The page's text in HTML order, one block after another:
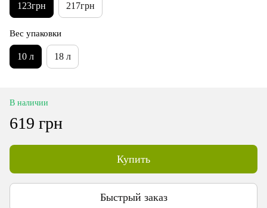
123грн 217грн
Вес упаковки
10 л 18 л
В наличии
619 грн
Купить
Быстрый заказ